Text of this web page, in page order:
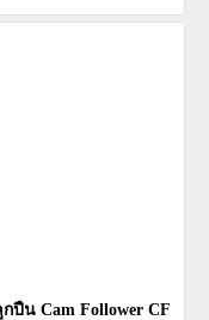
ปืน Cam Follower CF